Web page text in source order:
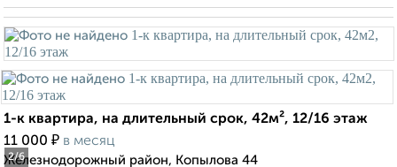
2/6
1-к квартира, на длительный срок, 42м², 12/16 этаж
11 000 ₽ в месяц
Железнодорожный район, Копылова 44